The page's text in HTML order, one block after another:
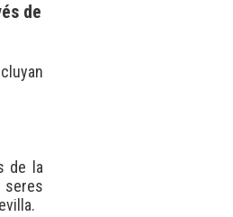
de
de la
seres